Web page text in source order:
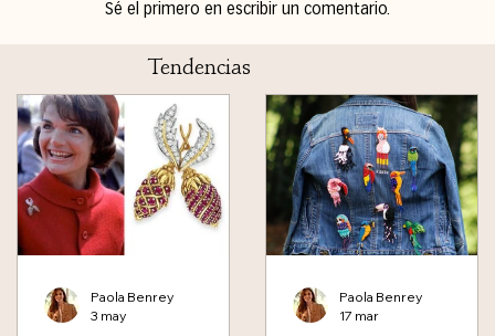
Sé el primero en escribir un comentario.
Tendencias
Paola Benrey
3 may
Paola Benrey
17 mar